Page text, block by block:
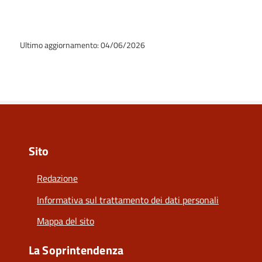
Ultimo aggiornamento: 04/06/2026
Sito
Redazione
Informativa sul trattamento dei dati personali
Mappa del sito
La Soprintendenza